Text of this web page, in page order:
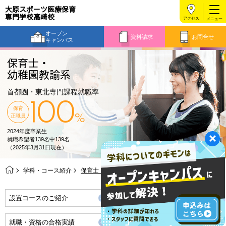
大原スポーツ医療保育
専門学校高崎校
オープン
キャンパス
資料請求 お問合せ
アクセス
保育士・
幼稚園教諭系
首都圏・東北専門課程就職率
保育
正職員
100%
2024年度卒業生
就職希望者139名中139名
（2025年3月31日現在）
学科・コース紹介 保育士・幼稚園教諭系
設置コースのご紹介 8つのポイント
就職・資格の合格実績 この学科の特色